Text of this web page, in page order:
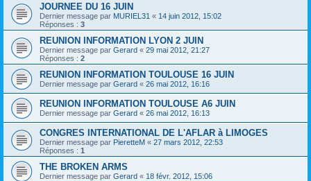
JOURNEE DU 16 JUIN
Dernier message par MURIEL31 « 14 juin 2012, 15:02
Réponses : 3
REUNION INFORMATION LYON 2 JUIN
Dernier message par Gerard « 29 mai 2012, 21:27
Réponses : 2
REUNION INFORMATION TOULOUSE 16 JUIN
Dernier message par Gerard « 26 mai 2012, 16:16
REUNION INFORMATION TOULOUSE A6 JUIN
Dernier message par Gerard « 26 mai 2012, 16:13
CONGRES INTERNATIONAL DE L'AFLAR à LIMOGES
Dernier message par PieretteM « 27 mars 2012, 22:53
Réponses : 1
THE BROKEN ARMS
Dernier message par Gerard « 18 févr. 2012, 15:06